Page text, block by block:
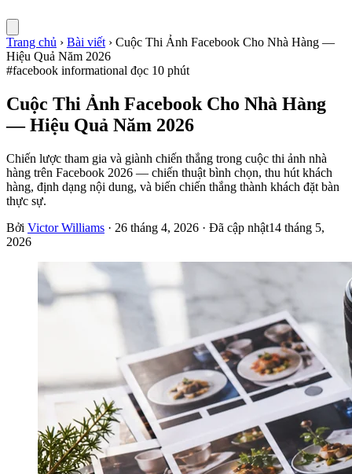
Trang chủ › Bài viết › Cuộc Thi Ảnh Facebook Cho Nhà Hàng —
Hiệu Quả Năm 2026
#facebook informational đọc 10 phút
Cuộc Thi Ảnh Facebook Cho Nhà Hàng
— Hiệu Quả Năm 2026
Chiến lược tham gia và giành chiến thắng trong cuộc thi ảnh nhà
hàng trên Facebook 2026 — chiến thuật bình chọn, thu hút khách
hàng, định dạng nội dung, và biến chiến thắng thành khách đặt bàn
thực sự.
Bởi Victor Williams · 26 tháng 4, 2026 · Đã cập nhật14 tháng 5,
2026